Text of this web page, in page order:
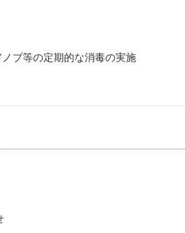
ブ等の定期的な消毒の実施